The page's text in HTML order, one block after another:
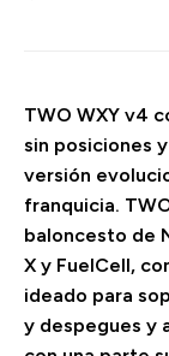
TWO WXY v4
sin posiciones
versión
franquicia.
baloncesto de
X y FuelCell,
ideado para
y despegues y